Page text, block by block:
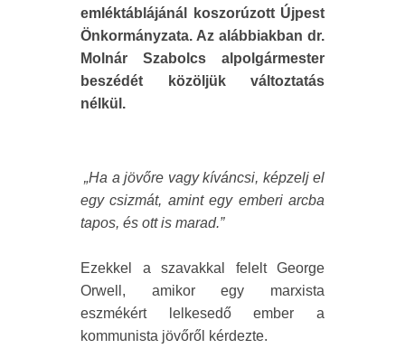
emléktáblájánál koszorúzott Újpest
Önkormányzata. Az alábbiakban dr.
Molnár Szabolcs alpolgármester
beszédét közöljük változtatás
nélkül.
„Ha a jövőre vagy kíváncsi, képzelj el
egy csizmát, amint egy emberi arcba
tapos, és ott is marad.”
Ezekkel a szavakkal felelt George
Orwell, amikor egy marxista
eszmékért lelkesedő ember a
kommunista jövőről kérdezte.